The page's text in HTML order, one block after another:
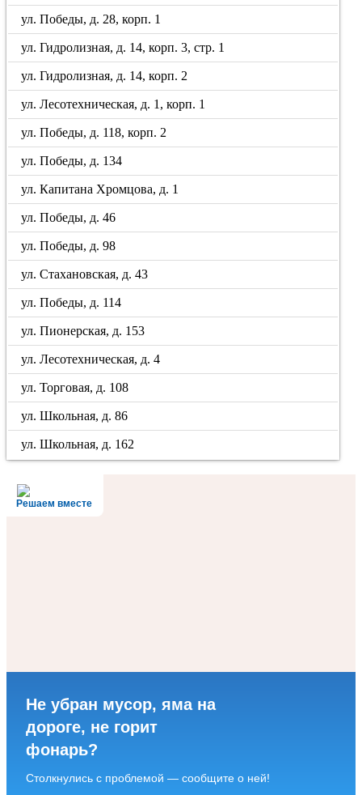
ул. Победы, д. 28, корп. 1
ул. Гидролизная, д. 14, корп. 3, стр. 1
ул. Гидролизная, д. 14, корп. 2
ул. Лесотехническая, д. 1, корп. 1
ул. Победы, д. 118, корп. 2
ул. Победы, д. 134
ул. Капитана Хромцова, д. 1
ул. Победы, д. 46
ул. Победы, д. 98
ул. Стахановская, д. 43
ул. Победы, д. 114
ул. Пионерская, д. 153
ул. Лесотехническая, д. 4
ул. Торговая, д. 108
ул. Школьная, д. 86
ул. Школьная, д. 162
Решаем вместе
Не убран мусор, яма на
дороге, не горит
фонарь?
Столкнулись с проблемой — сообщите о ней!